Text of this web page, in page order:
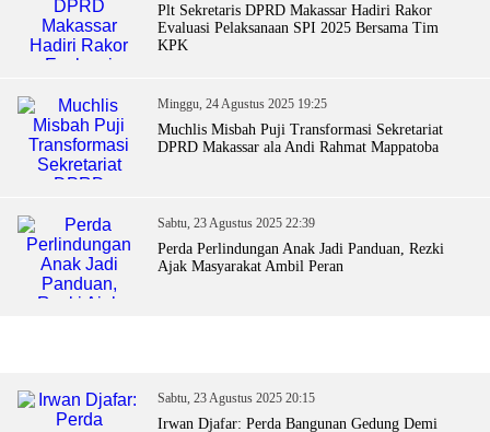
Plt Sekretaris DPRD Makassar Hadiri Rakor
Evaluasi Pelaksanaan SPI 2025 Bersama Tim
KPK
Minggu, 24 Agustus 2025 19:25
Muchlis Misbah Puji Transformasi Sekretariat
DPRD Makassar ala Andi Rahmat Mappatoba
Sabtu, 23 Agustus 2025 22:39
Perda Perlindungan Anak Jadi Panduan, Rezki
Ajak Masyarakat Ambil Peran
Sabtu, 23 Agustus 2025 20:15
Irwan Djafar: Perda Bangunan Gedung Demi